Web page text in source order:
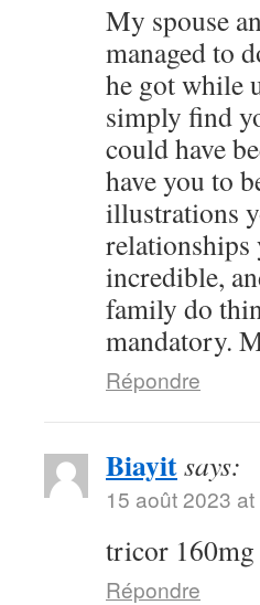
My spouse
managed to
he got while
simply find
could have
have you to
illustrations
relationships
incredible,
family do
mandatory.
Répondre
Biayitsays:
15 août 2023
tricor
Répondre